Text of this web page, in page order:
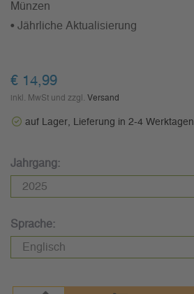
Münzen
• Jährliche Aktualisierung
€ 14,99
inkl. MwSt und zzgl. Versand
auf Lager, Lieferung in 2-4 Werktagen
Jahrgang:
Sprache: